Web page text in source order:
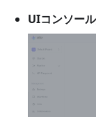
UIコンソー